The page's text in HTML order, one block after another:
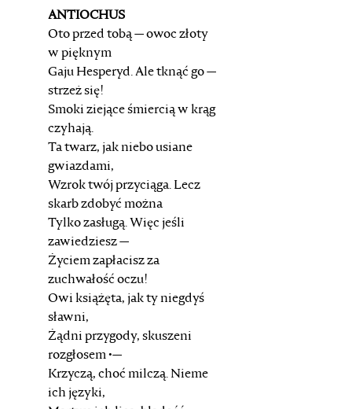
ANTIOCHUS
Oto przed tobą — owoc złoty
w pięknym
Gaju Hesperyd. Ale tknąć go —
strzeż się!
Smoki ziejące śmiercią w krąg
czyhają.
Ta twarz, jak niebo usiane
gwiazdami,
Wzrok twój przyciąga. Lecz
skarb zdobyć można
Tylko zasługą. Więc jeśli
zawiedziesz —
Życiem zapłacisz za
zuchwałość oczu!
Owi książęta, jak ty niegdyś
sławni,
Żądni przygody, skuszeni
rozgłosem •—
Krzyczą, choć milczą. Nieme
ich języki,